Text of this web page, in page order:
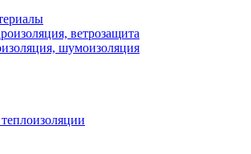
ветрозащита
шумоизоляция